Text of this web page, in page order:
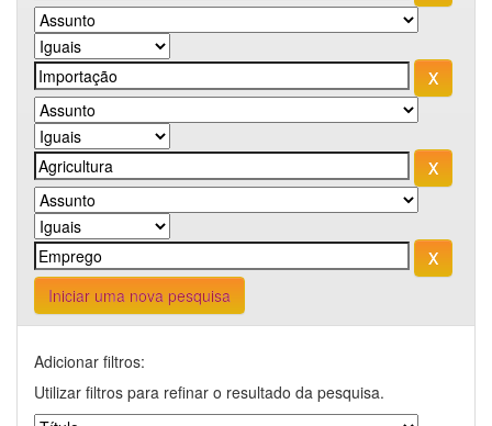
Iniciar uma nova pesquisa
Adicionar filtros:
Utilizar filtros para refinar o resultado da pesquisa.